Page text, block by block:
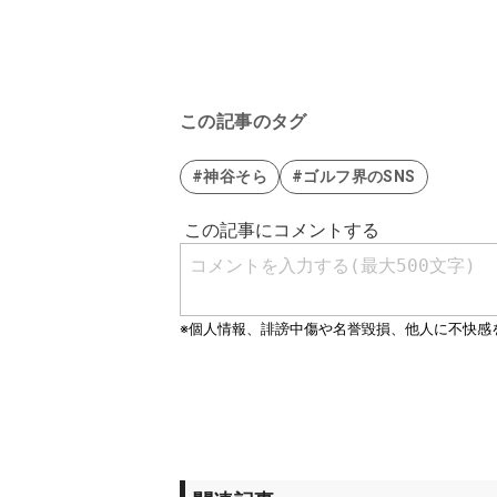
この記事のタグ
#神谷そら #ゴルフ界のSNS